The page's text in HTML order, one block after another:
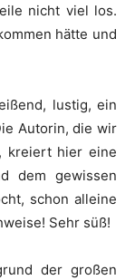
nicht viel los.
hätte und
lustig, ein
Autorin, die wir
kreiert hier eine
dem gewissen
schon alleine
Sehr süß!
der großen